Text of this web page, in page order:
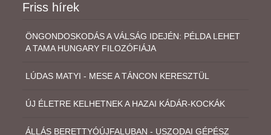
Friss hírek
ÖNGONDOSKODÁS A VÁLSÁG IDEJÉN: PÉLDA LEHET
A TAMA HUNGARY FILOZÓFIÁJA
LÚDAS MATYI - MESE A TÁNCON KERESZTÜL
ÚJ ÉLETRE KELHETNEK A HAZAI KÁDÁR-KOCKÁK
ÁLLÁS BERETTYÓÚJFALUBAN - USZODAI GÉPÉSZ